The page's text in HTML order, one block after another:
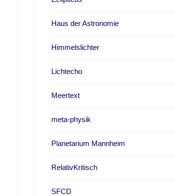
Haus der Astronomie
Himmelslichter
Lichtecho
Meertext
meta-physik
Planetarium Mannheim
RelativKritisch
SFCD